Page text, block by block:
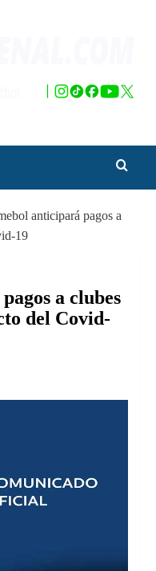
anticipará pagos a
19
a clubes
del Covid-